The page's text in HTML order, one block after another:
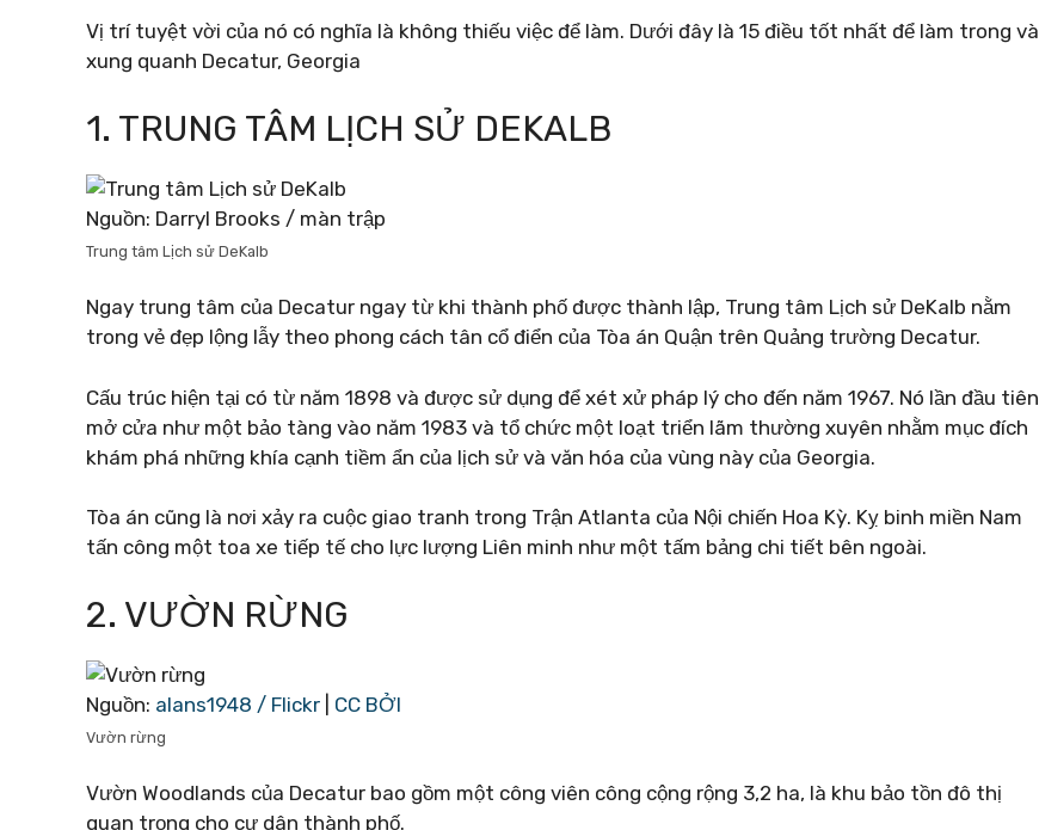
Vị trí tuyệt vời của nó có nghĩa là không thiếu việc để làm. Dưới đây là 15 điều tốt nhất để làm trong và
xung quanh Decatur, Georgia
1. TRUNG TÂM LỊCH SỬ DEKALB
Nguồn: Darryl Brooks / màn trập
Trung tâm Lịch sử DeKalb
Ngay trung tâm của Decatur ngay từ khi thành phố được thành lập, Trung tâm Lịch sử DeKalb nằm
trong vẻ đẹp lộng lẫy theo phong cách tân cổ điển của Tòa án Quận trên Quảng trường Decatur.
Cấu trúc hiện tại có từ năm 1898 và được sử dụng để xét xử pháp lý cho đến năm 1967. Nó lần đầu tiên
mở cửa như một bảo tàng vào năm 1983 và tổ chức một loạt triển lãm thường xuyên nhằm mục đích
khám phá những khía cạnh tiềm ẩn của lịch sử và văn hóa của vùng này của Georgia.
Tòa án cũng là nơi xảy ra cuộc giao tranh trong Trận Atlanta của Nội chiến Hoa Kỳ. Kỵ binh miền Nam
tấn công một toa xe tiếp tế cho lực lượng Liên minh như một tấm bảng chi tiết bên ngoài.
2. VƯỜN RỪNG
Nguồn: alans1948 / Flickr CC BỞI
Vườn rừng
Vườn Woodlands của Decatur bao gồm một công viên công cộng rộng 3,2 ha, là khu bảo tồn đô thị
quan trọng cho cư dân thành phố.